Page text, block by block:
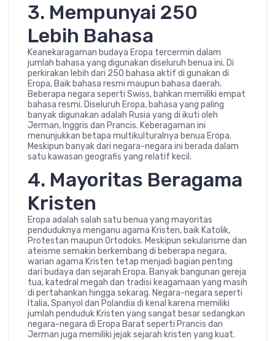
3. Mempunyai 250
Lebih Bahasa
Keanekaragaman budaya Eropa tercermin dalam
jumlah bahasa yang digunakan diseluruh benua ini. Di
perkirakan lebih dari 250 bahasa aktif di gunakan di
Eropa, Baik bahasa resmi maupun bahasa daerah.
Beberapa negara seperti Swiss, bahkan memiliki empat
bahasa resmi. Diseluruh Eropa, bahasa yang paling
banyak digunakan adalah Rusia yang di ikuti oleh
Jerman, Inggris dan Prancis. Keberagaman ini
menunjukkan betapa multikulturalnya benua Eropa.
Meskipun banyak dari negara-negara ini berada dalam
satu kawasan geografis yang relatif kecil.
4. Mayoritas Beragama
Kristen
Eropa adalah salah satu benua yang mayoritas
penduduknya menganu agama Kristen, baik Katolik,
Protestan maupun Ortodoks. Meskipun sekularisme dan
ateisme semakin berkembang di beberapa negara,
warian agama Kristen tetap menjadi bagian penting
dari budaya dan sejarah Eropa. Banyak bangunan gereja
tua, katedral megah dan tradisi keagamaan yang masih
di pertahankan hingga sekarag. Negara-negara seperti
Italia, Spanyol dan Polandia di kenal karena memiliki
jumlah penduduk Kristen yang sangat besar sedangkan
negara-negara di Eropa Barat seperti Prancis dan
Jerman juga memiliki jejak sejarah kristen yang kuat.